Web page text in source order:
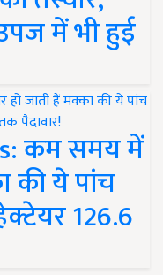
में भी हुई
कम समय में
की ये पांच
126.6